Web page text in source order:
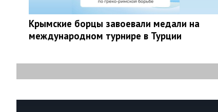
Крымские борцы завоевали медали на
международном турнире в Турции